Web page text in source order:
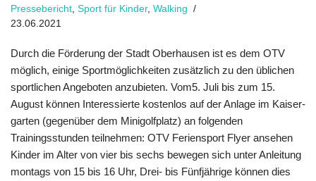
Pressebericht Sport für Kinder, Walking
23.06.2021
Durch die Förderung der Stadt Oberhausen ist es dem OTV
möglich, einige Sport­möglichkeiten zusätzlich zu den üblichen
sportlichen Angeboten anzubieten. Vom5. Juli bis zum 15.
August können Interessierte kostenlos auf der Anlage im Kaiser­­
garten (gegenüber dem Minigolfplatz) an folgenden
Trainingsstunden teilnehmen: OTV Feriensport Flyer ansehen
Kinder im Alter von vier bis sechs bewegen sich unter Anleitung
montags von 15 bis 16 Uhr, Drei- bis Fünfjährige können dies